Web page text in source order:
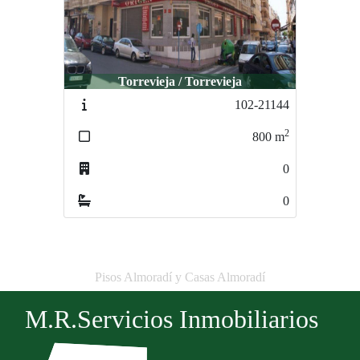
Torrevieja / Torrevieja
102-21144
800 m2
0
0
Pisos Almoradí y Casas Almoradí
M.R.Servicios Inmobiliarios